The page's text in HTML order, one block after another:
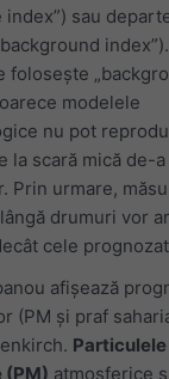
index”) sau
index”).
folosește
modelele
nu pot
la scară mică de-
Prin urmare,
drumuri vor
cele
afișează
(PM și praf
Particulele
(PM) atmosferice